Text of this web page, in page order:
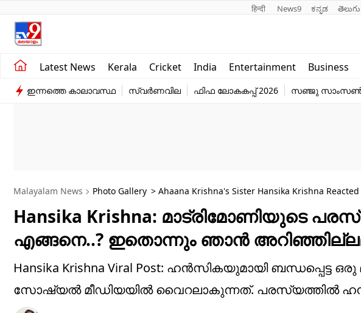
हिन्दी News9 ಕನ್ನಡ తెలుగు
Latest News Kerala Cricket India Entertainment Business
Kerala
India
Education
ഇന്നത്തെ കാലാവസ്ഥ സ്വർണവില ഫിഫ ലോകകപ്പ് 2026 സഞ്ജു
Malayalam News Photo Gallery > Ahaana
Hansika Krishna: മാട്രിമോണിയുടെ
എങ്ങനെ..? ഇതൊന്നും ഞാൻ
Hansika Krishna Viral Post: ഹൻസികയുമായി
സോഷ്യൽ മീഡിയയിൽ വൈറലാകുന്നത്. പരസ്യത്തിൽ